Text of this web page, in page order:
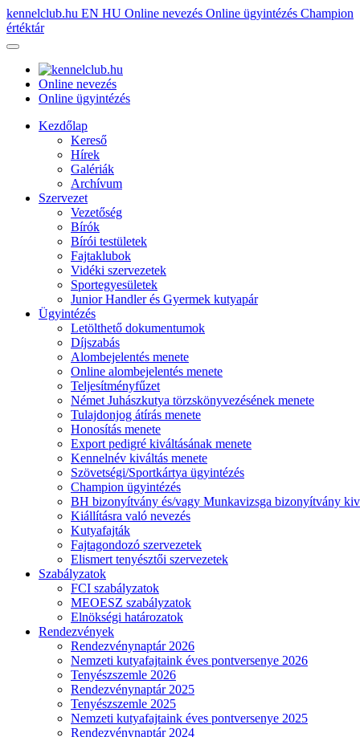
kennelclub.hu EN HU Online nevezés Online ügyintézés Champion
értéktár
Online nevezés
Online ügyintézés
Kezdőlap
Kereső
Hírek
Galériák
Archívum
Szervezet
Vezetőség
Bírók
Bírói testületek
Fajtaklubok
Vidéki szervezetek
Sportegyesületek
Junior Handler és Gyermek kutyapár
Ügyintézés
Letölthető dokumentumok
Díjszabás
Alombejelentés menete
Online alombejelentés menete
Teljesítményfűzet
Német Juhászkutya törzskönyvezésének menete
Tulajdonjog átírás menete
Honosítás menete
Export pedigré kiváltásának menete
Kennelnév kiváltás menete
Szövetségi/Sportkártya ügyintézés
Champion ügyintézés
BH bizonyítvány és/vagy Munkavizsga bizonyítvány
Kiállításra való nevezés
Kutyafajták
Fajtagondozó szervezetek
Elismert tenyésztői szervezetek
Szabályzatok
FCI szabályzatok
MEOESZ szabályzatok
Elnökségi határozatok
Rendezvények
Rendezvénynaptár 2026
Nemzeti kutyafajtaink éves pontversenye 2026
Tenyészszemle 2026
Rendezvénynaptár 2025
Tenyészszemle 2025
Nemzeti kutyafajtaink éves pontversenye 2025
Rendezvénynaptár 2024